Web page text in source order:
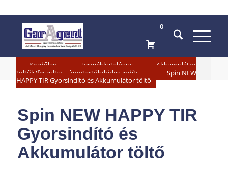
0
Kezdőlap Termékkatalógus
Akkumulátor
töltők/feszültség fenntartók/hideg indítók
Spin NEW
HAPPY TIR Gyorsindító és Akkumulátor töltő
Spin NEW HAPPY TIR
Gyorsindító és
Akkumulátor töltő